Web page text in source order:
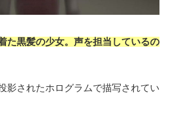
た黒髪の少女。声を担当しているの
影されたホログラムで描写されてい